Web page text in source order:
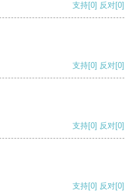
支持[0] 反对[0]
支持[0] 反对[0]
支持[0] 反对[0]
支持[0] 反对[0]